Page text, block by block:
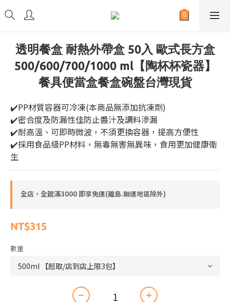
透明餐盒 耐熱外帶盒 50入 歐式長方盒
500/600/700/1000 ml【陶杯杯瓷器】
餐具便當盒餐盒碗盤台灣現貨
✔️PP材質容器可冷凍(本商品無添加抗凍劑)
✔️密合度及防漏性佳防止醬汁及調料滲漏
✔️耐高溫、可即時微波，不須更換容器，提高方便性
✔️採用食品級PP材料，無毒無害無異味，食用更加健康衛
生
全店，全館滿3000 即享免運(離島.聯運地區除外)
NT$315
數量